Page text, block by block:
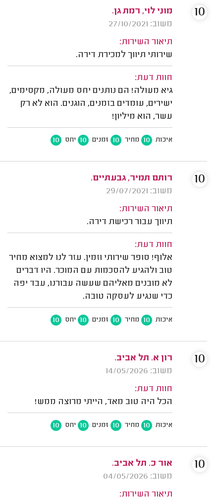
מוני לוי, רמת גן.
משוב: 27/10/2021
תיאור השירות:
שירותי תיווך למכירת דירה.
חוות דעת:
גיא מעולה! הם נותנים יחס מעולה, מקסימים,
ישירים, עומדים בזמנים, הוגנים. הוא לא רק
עשר, הוא מיליון!
איכות 10 מחיר 10 זמנים 10 יחס 10
10
רותם תמיר, גבעתיים.
משוב: 29/07/2021
תיאור השירות:
תיווך עבור רכישת דירה.
חוות דעת:
אלוף! סופר שירותי וזמין. עזר לנו למצוא מחיר
טוב ולהגיע להסכמות עם המוכר. היו דברים
לא מובנים מאליהם שעשה עבורנו, עבד יפה
כדי שנגיע לעסקה טובה.
איכות 10 מחיר 10 זמנים 10 יחס 10
10
רון א. תל אביב.
משוב: 14/05/2026
חוות דעת:
הכל היה טוב מאד, הייתי מרוצה ממש!
איכות 10 מחיר 10 זמנים 10 יחס 10
10
אור כ. תל אביב.
משוב: 04/05/2026
תיאור השירות:
10